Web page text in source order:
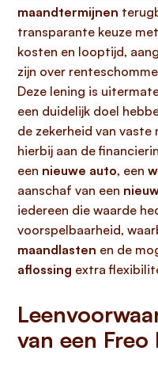
maandtermijnen
transparante keuze
kosten en looptijd,
zijn over
Deze lening is
een duidelijk doel
de zekerheid van vaste
hierbij aan de
een nieuwe auto, een
aanschaf van een
iedereen die waarde
voorspelbaarheid,
maandlasten en de
aflossing extra
van een Freo